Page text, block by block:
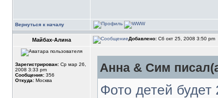
Вернуться к началу
Майбах-Алина Добавлено: Сб окт 25, 2008 3:50 pm
Зарегистрирован: Ср мар 26,
2008 3:33 pm
Сообщения: 356
Откуда: Москва
Анна & Сим
Фото детей будет